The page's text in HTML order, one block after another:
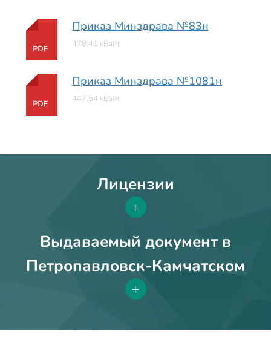
PDF
Приказ Минздрава №83н
478.41 кБайт
PDF
Приказ Минздрава №1081н
447.54 кБайт
Лицензии
+
Выдаваемый документ в
Петропавловск-Камчатском
+